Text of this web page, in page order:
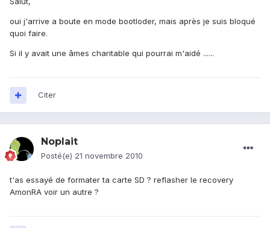
oui j'arrive a boute en mode bootloder, mais après je suis bloqué
quoi faire.
Si il y avait une âmes charitable qui pourrai m'aidé ......
Citer
Noplait
Posté(e) 21 novembre 2010
t'as essayé de formater ta carte SD ? reflasher le recovery
AmonRA voir un autre ?